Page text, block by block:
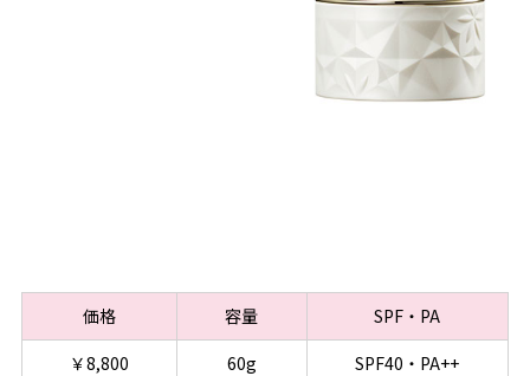
価格 容量
SPF・PA
￥8,800
60g SPF40・PA++